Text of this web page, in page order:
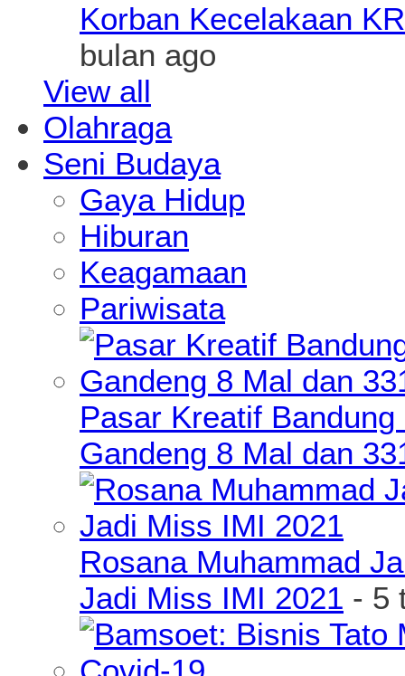
Korban Kecelakaan
bulan ago
View all
Olahraga
Seni Budaya
Gaya Hidup
Hiburan
Keagamaan
Pariwisata
Pasar Kreatif
Gandeng 8 Mal dan
Rosana Muhammad
Jadi Miss IMI 2021 - 5